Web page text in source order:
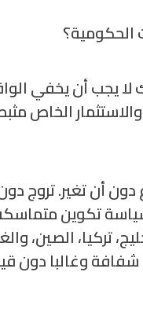
الحكومية؟
يجب أن يخفي
الخاص
أن تغير. تروج
سياسة تكوين
تركيا، الصين،
شفافة وغالبا دون